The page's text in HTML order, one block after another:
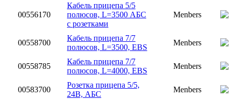
00556170
Кабель прицепа 5/5
полюсов, L=3500 АБС
с розетками
Menbers
00558700
Кабель прицепа 7/7
полюсов, L=3500, EBS
Menbers
00558785
Кабель прицепа 7/7
полюсов, L=4000, EBS
Menbers
00583700
Розетка прицепа 5/5,
24В, АБС
Menbers